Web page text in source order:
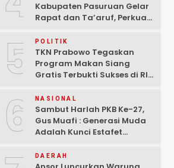
Kabupaten Pasuruan Gelar
Rapat dan Ta’aruf, Perkuat
Teknologi Dan Ekonomi
Kreatif
5 POLITIK
TKN Prabowo Tegaskan
Program Makan Siang
Gratis Terbukti Sukses di RI-
6 NASIONAL
Sambut Harlah PKB Ke-27,
Gus Muafi : Generasi Muda
Adalah Kunci Estafet
Kebangkitan
DAERAH